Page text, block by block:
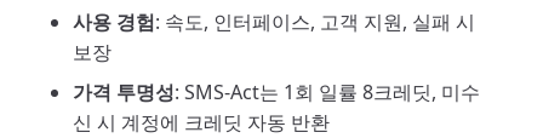
사용 경험: 속도, 인터페이스, 고객 지원, 실패 시
보장
가격 투명성: SMS-Act는 1회 일률 8크레딧, 미수
신 시 계정에 크레딧 자동 반환